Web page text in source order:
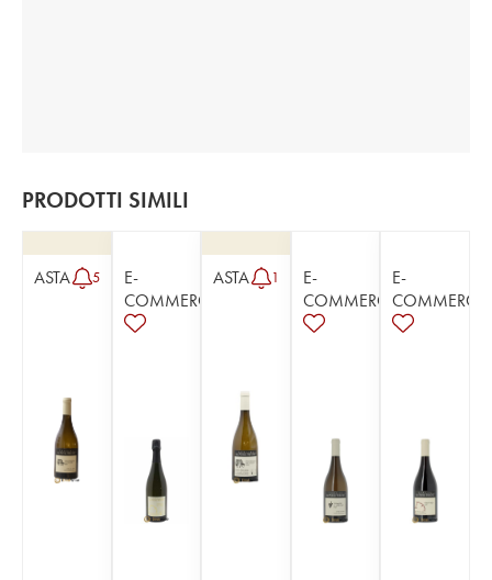
PRODOTTI SIMILI
ASTA 5
E-
COMMERCE
ASTA 1
E-
COMMERCE
E-
COMMERCE